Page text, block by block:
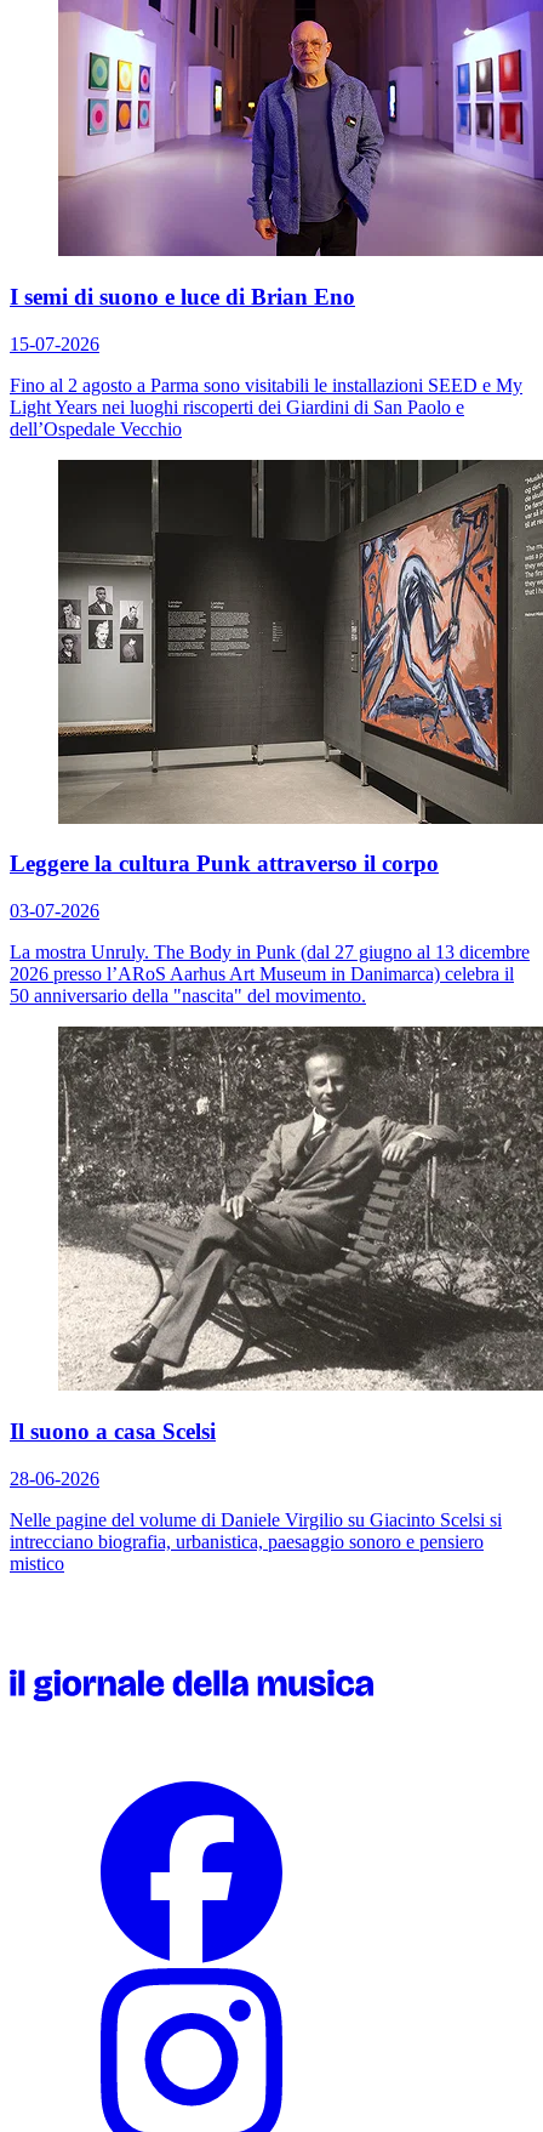
I semi di suono e luce di Brian Eno
15-07-2026
Fino al 2 agosto a Parma sono visitabili le installazioni SEED e My
Light Years nei luoghi riscoperti dei Giardini di San Paolo e
dell’Ospedale Vecchio
Leggere la cultura Punk attraverso il corpo
03-07-2026
La mostra Unruly. The Body in Punk (dal 27 giugno al 13 dicembre
2026 presso l’ARoS Aarhus Art Museum in Danimarca) celebra il
50 anniversario della "nascita" del movimento.
Il suono a casa Scelsi
28-06-2026
Nelle pagine del volume di Daniele Virgilio su Giacinto Scelsi si
intrecciano biografia, urbanistica, paesaggio sonoro e pensiero
mistico